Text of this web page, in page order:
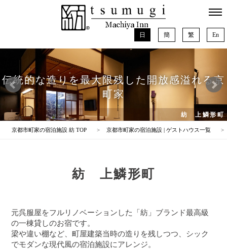
日 簡 繁 En
伝統的な造りを最大限残した開放感溢れる京
町家
紡 上鱗形町
京都市町家の宿泊施設 紡 TOP 京都市町家の宿泊施設 | ゲストハウス一覧
紡 上鱗形町
元呉服屋をフルリノベーションした「紡」ブランド最高級
の一棟貸しのお宿です。
梁や違い棚など、町屋建築当時の造りを残しつつ、シック
でモダンな現代風の宿泊施設にアレンジ。